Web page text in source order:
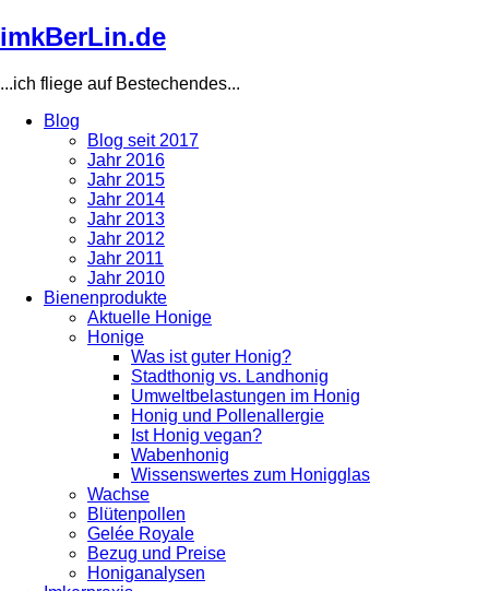
Direkt
zum
imkBerLin.de
...ich fliege auf Bestechendes...
navigation
Blog
Blog seit 2017
Jahr 2016
Jahr 2015
Jahr 2014
Jahr 2013
Jahr 2012
Jahr 2011
Jahr 2010
Bienenprodukte
Aktuelle Honige
Honige
Was ist guter Honig?
Stadthonig vs. Landhonig
Umweltbelastungen im Honig
Honig und Pollenallergie
Ist Honig vegan?
Wabenhonig
Wissenswertes zum Honigglas
Wachse
Blütenpollen
Gelée Royale
Bezug und Preise
Honiganalysen